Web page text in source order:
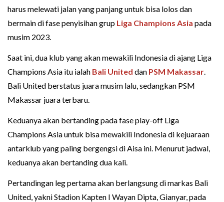
harus melewati jalan yang panjang untuk bisa lolos dan
bermain di fase penyisihan grup Liga Champions Asia pada
musim 2023.
Saat ini, dua klub yang akan mewakili Indonesia di ajang Liga
Champions Asia itu ialah Bali United dan PSM Makassar.
Bali United berstatus juara musim lalu, sedangkan PSM
Makassar juara terbaru.
Keduanya akan bertanding pada fase play-off Liga
Champions Asia untuk bisa mewakili Indonesia di kejuaraan
antarklub yang paling bergengsi di Aisa ini. Menurut jadwal,
keduanya akan bertanding dua kali.
Pertandingan leg pertama akan berlangsung di markas Bali
United, yakni Stadion Kapten I Wayan Dipta, Gianyar, pada